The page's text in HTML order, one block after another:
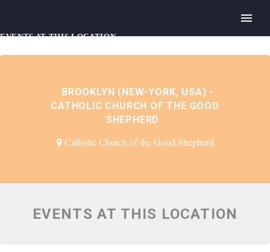
EVENTS AT THIS LOCATION
BROOKLYN (NEW-YORK, USA) -
CATHOLIC CHURCH OF THE GOOD
SHEPHERD
Catholic Church of the Good Shepherd
EVENTS AT THIS LOCATION